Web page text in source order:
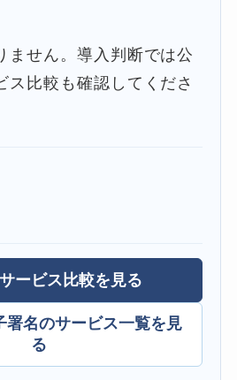
ません。導入判断では公
ス比較も確認してくださ
ービス比較を見る
署名のサービス一覧を見
る